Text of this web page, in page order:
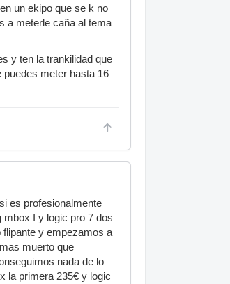
un ekipo que se k no
a meterle caña al tema
y ten la trankilidad que
puedes meter hasta 16
es profesionalmente
I y logic pro 7 dos
flipante y empezamos a
muerto que
nada de lo
la primera 235€ y logic